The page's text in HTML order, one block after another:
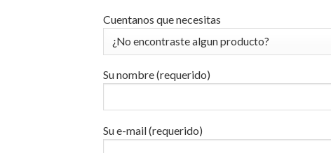
Cuentanos que necesitas
Su nombre (requerido)
Su e-mail (requerido)